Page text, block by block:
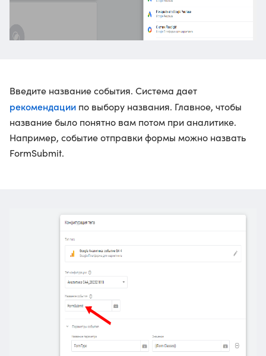
Введите название события. Система дает
рекомендации по выбору названия. Главное, чтобы
название было понятно вам потом при аналитике.
Например, событие отправки формы можно назвать
FormSubmit.